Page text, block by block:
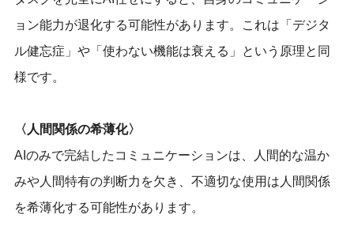
ョン能力が退化する可能性があります。これは「デジタ
ル健忘症」や「使わない機能は衰える」という原理と同
様です。
〈人間関係の希薄化〉
AIのみで完結したコミュニケーションは、人間的な温か
みや人間特有の判断力を欠き、不適切な使用は人間関係
を希薄化する可能性があります。